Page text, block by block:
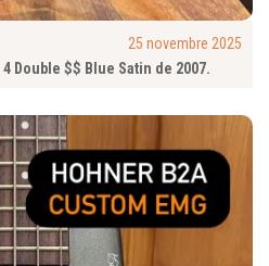
25 novembre 2025
Double $$ Blue Satin de 2007.